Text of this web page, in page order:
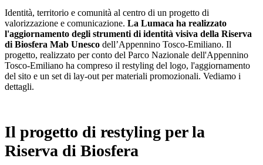
Identità, territorio e comunità al centro di un progetto di
valorizzazione e comunicazione. La Lumaca ha realizzato
l'aggiornamento degli strumenti di identità visiva della Riserva
di Biosfera Mab Unesco dell’Appennino Tosco-Emiliano. Il
progetto, realizzato per conto del Parco Nazionale dell'Appennino
Tosco-Emiliano ha compreso il restyling del logo, l'aggiornamento
del sito e un set di lay-out per materiali promozionali. Vediamo i
dettagli.
Il progetto di restyling per la
Riserva di Biosfera